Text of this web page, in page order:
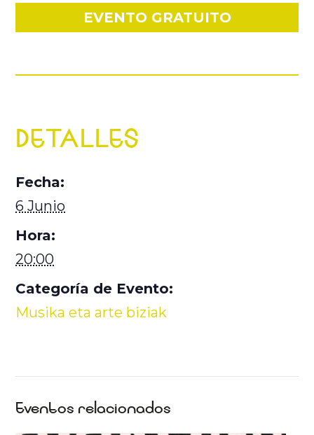
EVENTO GRATUITO
DETALLES
Fecha:
6 Junio
Hora:
20:00
Categoría de Evento:
Musika eta arte biziak
Eventos relacionados